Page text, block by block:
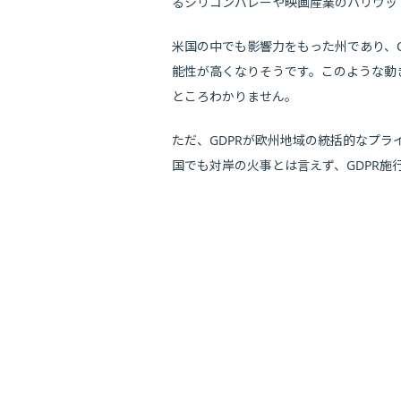
米国の中でも影響力をもった州であり
能性が高くなりそうです。このような
ところわかりません。
ただ、GDPRが欧州地域の統括的なプ
国でも対岸の火事とは言えず、GDPR